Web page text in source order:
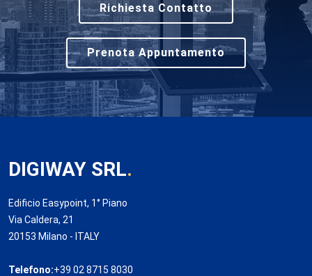
Richiesta Contatto
Prenota Appuntamento
DIGIWAY SRL.
Edificio Easypoint, 1° Piano
Via Caldera, 21
20153 Milano - ITALY
Telefono:+39 02 8715 8030